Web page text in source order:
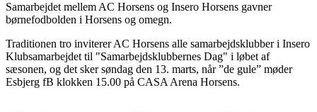
Samarbejdet mellem AC Horsens og Insero Horsens gavner
børnefodbolden i Horsens og omegn.
Traditionen tro inviterer AC Horsens alle samarbejdsklubber i Insero
Klubsamarbejdet til "Samarbejdsklubbernes Dag" i løbet af
sæsonen, og det sker søndag den 13. marts, når ”de gule” møder
Esbjerg fB klokken 15.00 på CASA Arena Horsens.